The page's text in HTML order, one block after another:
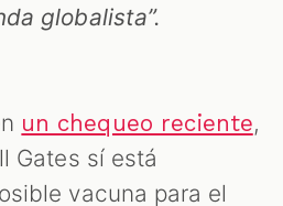
globalista”.
un chequeo reciente,
Gates sí está
vacuna para el